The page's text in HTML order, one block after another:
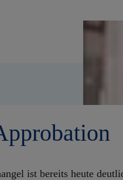
ist bereits heute